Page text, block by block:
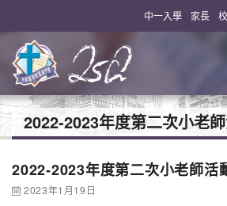
中一入學 家長
2022-2023年度第二次小老
2022-2023年度第二次小老師活
2023年1月19日